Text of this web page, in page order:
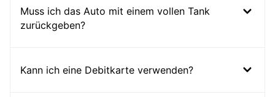
Muss ich das Auto mit einem vollen Tank
zurückgeben?
Kann ich eine Debitkarte verwenden?